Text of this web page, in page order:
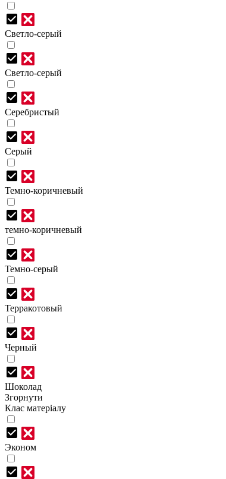
Светло-серый
Светло-серый
Серебристый
Серый
Темно-коричневый
темно-коричневый
Темно-серый
Терракотовый
Черный
Шоколад
Згорнути
Клас матеріалу
Эконом